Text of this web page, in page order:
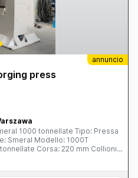
annuncio
press
1000 tonnellate Tipo: Pressa
Smeral Modello: 1000T
Corsa: 220 mm Collioni
Regolazione (cursore): 10 mm